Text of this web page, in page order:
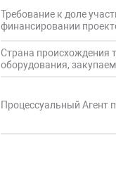
Требование к доле
финансировании
Страна происхождения
оборудования,
Процессуальный Агент